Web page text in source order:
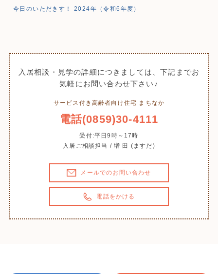
今日のいただきす！ 2024年（令和6年度）
入居相談・見学の詳細につきましては、下記までお
気軽にお問い合わせ下さい♪
サービス付き高齢者向け住宅 まちなか
電話(0859)30-4111
受付:平日9時～17時
入居ご相談担当 / 増 田 (ますだ)
メールでのお問い合わせ
電話をかける